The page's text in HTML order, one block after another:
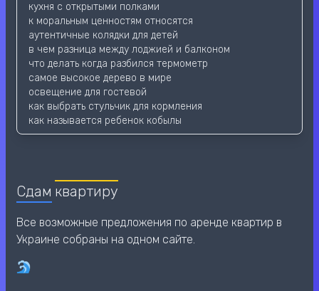
кухня с открытыми полками
к моральным ценностям относятся
аутентичные колядки для детей
в чем разница между лоджией и балконом
что делать когда разбился термометр
самое высокое дерево в мире
освещение для гостевой
как выбрать стульчик для кормления
как называется ребенок кобылы
Сдам квартиру
Все возможные предложения по аренде квартир в
Украине собраны на одном сайте.